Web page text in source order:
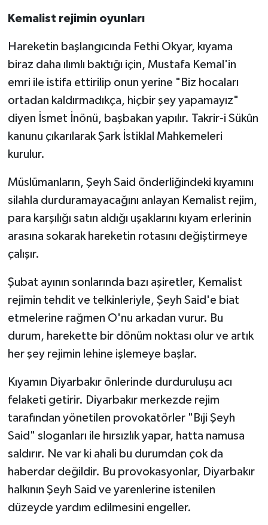
Kemalist rejimin oyunları
Hareketin başlangıcında Fethi Okyar, kıyama
biraz daha ılımlı baktığı için, Mustafa Kemal'in
emri ile istifa ettirilip onun yerine "Biz hocaları
ortadan kaldırmadıkça, hiçbir şey yapamayız"
diyen İsmet İnönü, başbakan yapılır. Takrir-i Sükûn
kanunu çıkarılarak Şark İstiklal Mahkemeleri
kurulur.
Müslümanların, Şeyh Said önderliğindeki kıyamını
silahla durduramayacağını anlayan Kemalist rejim,
para karşılığı satın aldığı uşaklarını kıyam erlerinin
arasına sokarak hareketin rotasını değiştirmeye
çalışır.
Şubat ayının sonlarında bazı aşiretler, Kemalist
rejimin tehdit ve telkinleriyle, Şeyh Said'e biat
etmelerine rağmen O'nu arkadan vurur. Bu
durum, harekette bir dönüm noktası olur ve artık
her şey rejimin lehine işlemeye başlar.
Kıyamın Diyarbakır önlerinde durduruluşu acı
felaketi getirir. Diyarbakır merkezde rejim
tarafından yönetilen provokatörler "Bıji Şeyh
Said" sloganları ile hırsızlık yapar, hatta namusa
saldırır. Ne var ki ahali bu durumdan çok da
haberdar değildir. Bu provokasyonlar, Diyarbakır
halkının Şeyh Said ve yarenlerine istenilen
düzeyde yardım edilmesini engeller.